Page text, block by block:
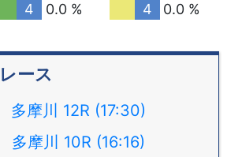
4
0.0 %
4
0.0 %
ース
多摩川 12R (17:30)
多摩川 10R (16:16)